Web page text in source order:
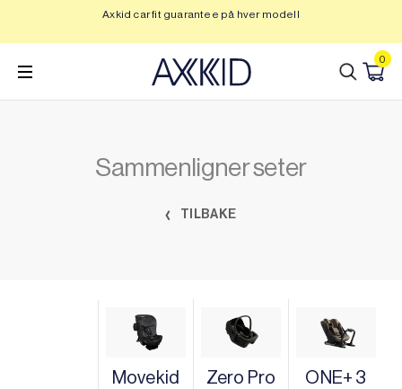
innhold
Axkid car fit guarantee på hver modell
0
Sammenligner seter
TILBAKE
Movekid Zero Pro ONE+ 3